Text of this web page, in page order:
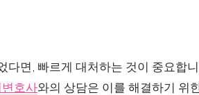
다면, 빠르게 대처하는 것이 중요합
호사와의 상담은 이를 해결하기 위